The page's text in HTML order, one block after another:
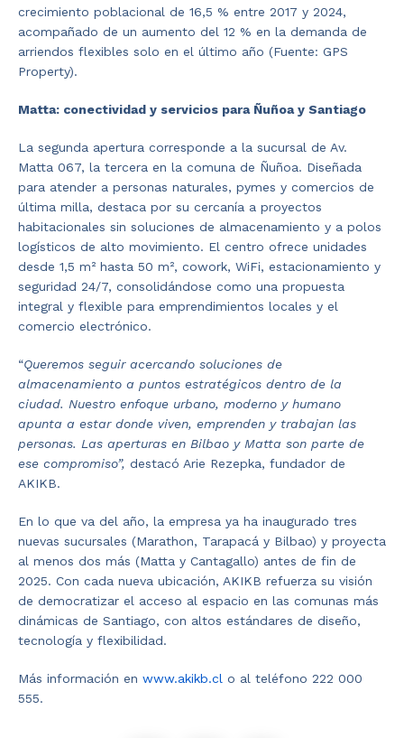
crecimiento poblacional de 16,5 % entre 2017 y 2024,
acompañado de un aumento del 12 % en la demanda de
arriendos flexibles solo en el último año (Fuente: GPS
Property).
Matta: conectividad y servicios para Ñuñoa y Santiago
La segunda apertura corresponde a la sucursal de Av.
Matta 067, la tercera en la comuna de Ñuñoa. Diseñada
para atender a personas naturales, pymes y comercios de
última milla, destaca por su cercanía a proyectos
habitacionales sin soluciones de almacenamiento y a polos
logísticos de alto movimiento. El centro ofrece unidades
desde 1,5 m² hasta 50 m², cowork, WiFi, estacionamiento y
seguridad 24/7, consolidándose como una propuesta
integral y flexible para emprendimientos locales y el
comercio electrónico.
“Queremos seguir acercando soluciones de
almacenamiento a puntos estratégicos dentro de la
ciudad. Nuestro enfoque urbano, moderno y humano
apunta a estar donde viven, emprenden y trabajan las
personas. Las aperturas en Bilbao y Matta son parte de
ese compromiso”, destacó Arie Rezepka, fundador de
AKIKB.
En lo que va del año, la empresa ya ha inaugurado tres
nuevas sucursales (Marathon, Tarapacá y Bilbao) y proyecta
al menos dos más (Matta y Cantagallo) antes de fin de
2025. Con cada nueva ubicación, AKIKB refuerza su visión
de democratizar el acceso al espacio en las comunas más
dinámicas de Santiago, con altos estándares de diseño,
tecnología y flexibilidad.
Más información en www.akikb.cl o al teléfono 222 000
555.